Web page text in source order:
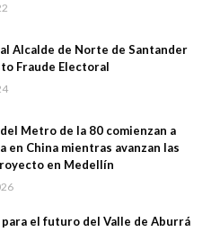
Alcalde de Norte de Santander
Fraude Electoral
Metro de la 80 comienzan a
en China mientras avanzan las
en Medellín
para el futuro del Valle de Aburrá